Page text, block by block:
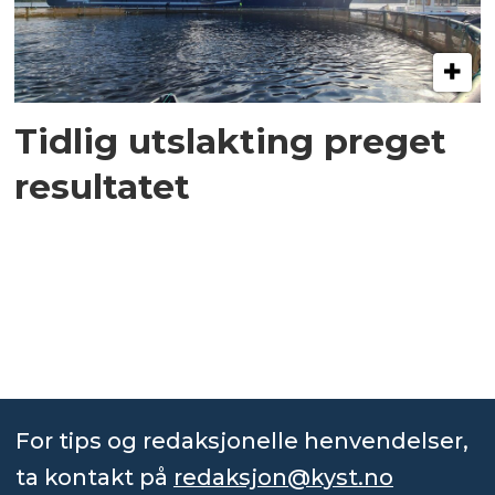
Tidlig utslakting preget
resultatet
For tips og redaksjonelle henvendelser,
ta kontakt på redaksjon@kyst.no